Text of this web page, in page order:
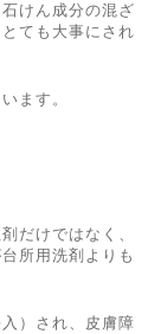
けん成分の混ざ
ても大事にされ
ます。
だけではなく、
所用洗剤よりも
）され、皮膚障